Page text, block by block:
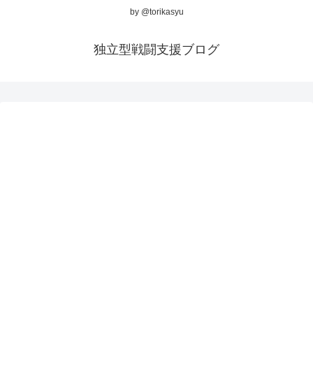
by @torikasyu
独立型戦闘支援ブログ